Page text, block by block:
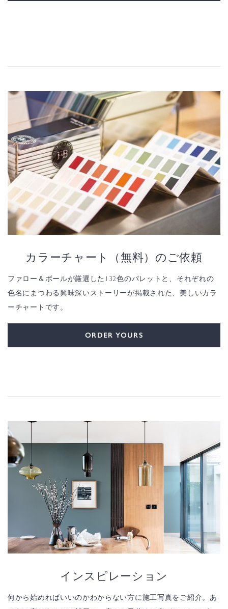
カラーチャート（無料）のご依頼
ファロー＆ボールが厳選した132色のパレットと、それぞれの
色名にまつわる興味深いストーリーが掲載された、美しいカラ
ーチャートです。
ORDER YOURS
インスピレーション
何から始めればいいのかわからない方に施工写真をご紹介。あ